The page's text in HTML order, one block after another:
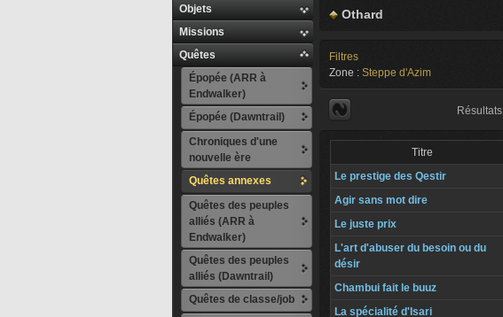
Objets
Missions
Quêtes
Épopée (ARR à
Endwalker)
Épopée (Dawntrail)
Chroniques d'une
nouvelle ère
Quêtes annexes
Quêtes des peuples
alliés (ARR à
Endwalker)
Quêtes des peuples
alliés (Dawntrail)
Quêtes de classe/job
Othard
Filtres
Zone : Steppe d'Azim
Résultats
Titre
Le prestige des Qestir
Agir sans mot dire
Le juste prix
L'art d'abuser du besoin ou du
désir
Chambui fait le buuz
La spécialité d'Isari